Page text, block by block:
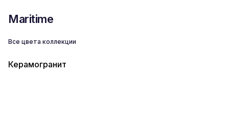
Maritime
Все цвета коллекции
Керамогранит